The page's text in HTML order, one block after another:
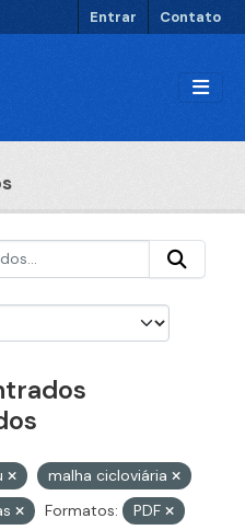
Entrar Contato
malha cicloviária
Formatos:
PDF